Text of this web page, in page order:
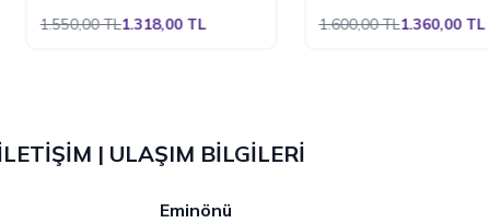
1.550,00TL1.318,00TL 1.600,00TL1.360,00TL
| ULAŞIM BİLGİLERİ
Eminönü